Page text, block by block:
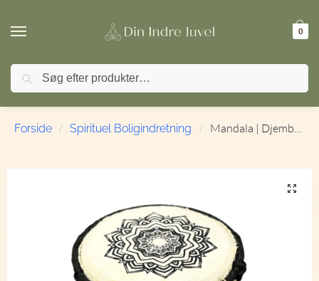
0
ved køb over 499,- | ⭐ TrustPilot 4,9 / 5
Forside / Spirituel Boligindretning / Mandala | Djembe Tromme | 15 cm.